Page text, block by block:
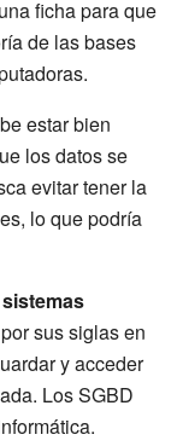
ficha para que
de las bases
estar bien
los datos se
evitar tener la
lo que podría
sistemas
sus siglas en
y acceder
Los SGBD